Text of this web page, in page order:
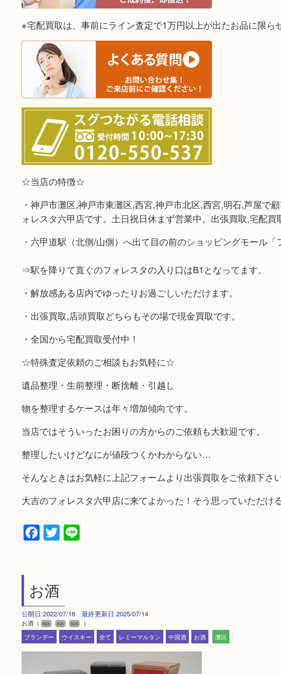
※宅配買取は、事前にライン査定で1万円以上が出たお品に限ら
☆当店の特徴☆
・神戸市灘区,神戸市東灘区,西宮,神戸市北区,西宮,明石,芦屋で
ォレスタ六甲店です。土日祝日休まず営業中。出張買取,宅配買
・六甲道駅（北側/山側）へ出て目の前のショッピングモール「
⇒駅を降りて直ぐのフォレスタの入り口はB1となってます。
・解放感ある店内でゆったりお過ごしいただけます。
・出張買取,店頭買取どちらもその場で現金買取です。
・全国から宅配買取受付中！
☆特殊査定依頼のご相談もお気軽に☆
遺品整理・生前整理・断捨離・引越し
物を整理するケースは年々増加傾向です。
当店ではそういったお困りの方からのご依頼も大歓迎です。
整理したいけどなにが値段つくかわからない…
そんなときはお気軽に上記フォームより出張買取をご依頼下さい
大吉のフォレスタ六甲店に来てよかった！そう思っていただけ
Facebook
Twitter
Line
お酒
公開日:2022/07/16 最終更新日:2025/07/14
お酒（ N/A N/A N/A
）
ブランデー
ウイスキー 全て レミーマルタン 中国酒 お酒 灘区